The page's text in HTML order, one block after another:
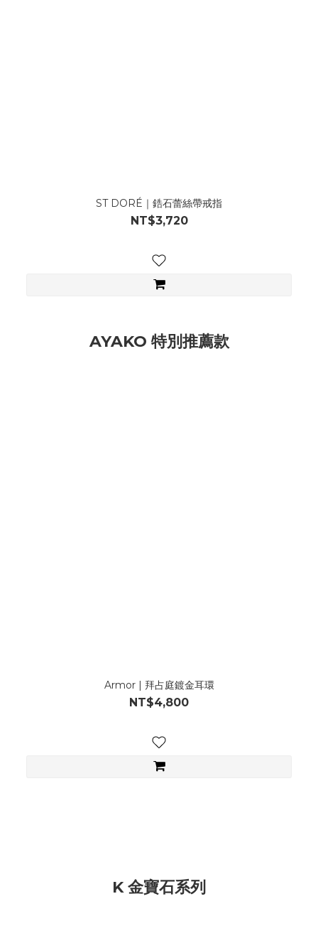
ST DORÉ｜鋯石蕾絲帶戒指
NT$3,720
AYAKO 特別推薦款
Armor | 拜占庭鍍金耳環
NT$4,800
K 金寶石系列